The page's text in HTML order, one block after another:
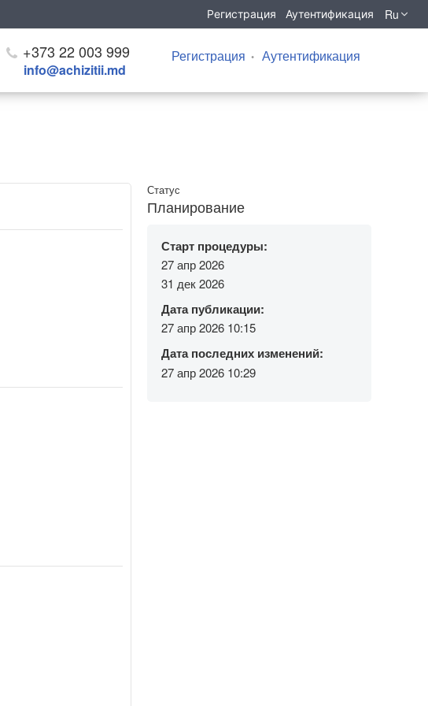
Регистрация Аутентификация Ru
+373 22 003 999
info@achizitii.md
Регистрация Аутентификация
Статус
Планирование
Старт процедуры:
27 апр 2026
31 дек 2026
Дата публикации:
27 апр 2026 10:15
Дата последних изменений:
27 апр 2026 10:29